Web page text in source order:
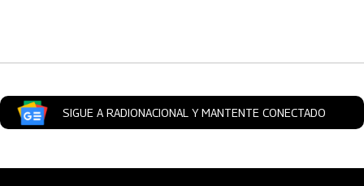
SIGUE A RADIONACIONAL Y MANTENTE CONECTADO